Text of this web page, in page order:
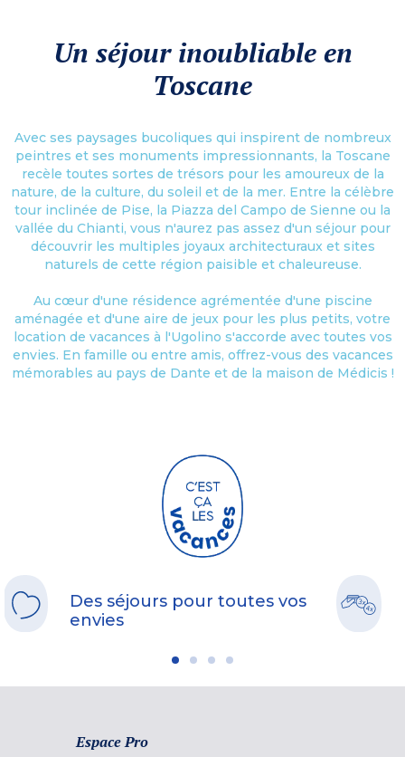
Un séjour inoubliable en
Toscane
Avec ses paysages bucoliques qui inspirent de nombreux
peintres et ses monuments impressionnants, la Toscane
recèle toutes sortes de trésors pour les amoureux de la
nature, de la culture, du soleil et de la mer. Entre la célèbre
tour inclinée de Pise, la Piazza del Campo de Sienne ou la
vallée du Chianti, vous n'aurez pas assez d'un séjour pour
découvrir les multiples joyaux architecturaux et sites
naturels de cette région paisible et chaleureuse.
Au cœur d'une résidence agrémentée d'une piscine
aménagée et d'une aire de jeux pour les plus petits, votre
location de vacances à l'Ugolino s'accorde avec toutes vos
envies. En famille ou entre amis, offrez-vous des vacances
mémorables au pays de Dante et de la maison de Médicis !
Des séjours pour toutes vos
envies
Espace Pro